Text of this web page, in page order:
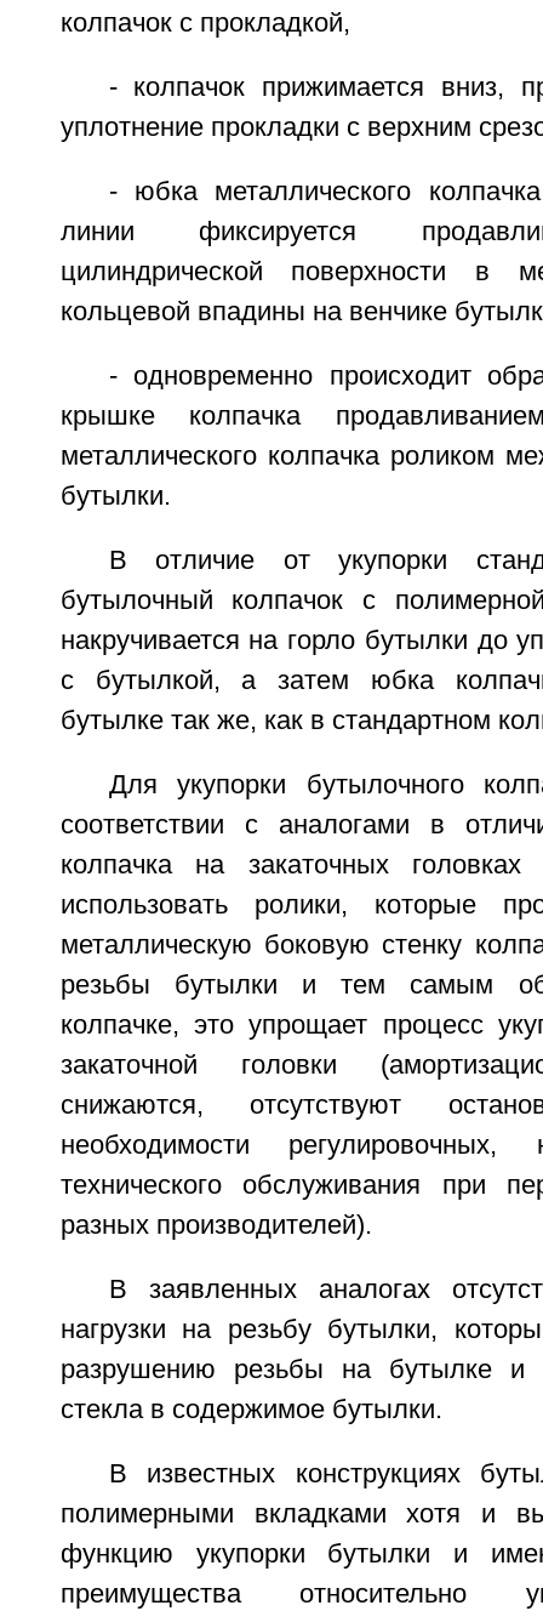
колпачок с прокладкой,
- колпачок прижимается вниз,
уплотнение прокладки с верхним
- юбка металлического
линии фиксируется
цилиндрической поверхности в
кольцевой впадины на венчике
- одновременно происходит
крышке колпачка
металлического колпачка роликом
бутылки.
В отличие от укупорки
бутылочный колпачок с
накручивается на горло бутылки до
с бутылкой, а затем юбка
бутылке так же, как в стандартном
Для укупорки бутылочного
соответствии с аналогами в
колпачка на закаточных головках
использовать ролики, которые
металлическую боковую стенку
резьбы бутылки и тем самым
колпачке, это упрощает процесс
закаточной головки
снижаются, отсутствуют
необходимости регулировочных,
технического обслуживания при
разных производителей).
В заявленных аналогах
нагрузки на резьбу бутылки,
разрушению резьбы на бутылке и
стекла в содержимое бутылки.
В известных конструкциях
полимерными вкладками хотя и
функцию укупорки бутылки и
преимущества относительно